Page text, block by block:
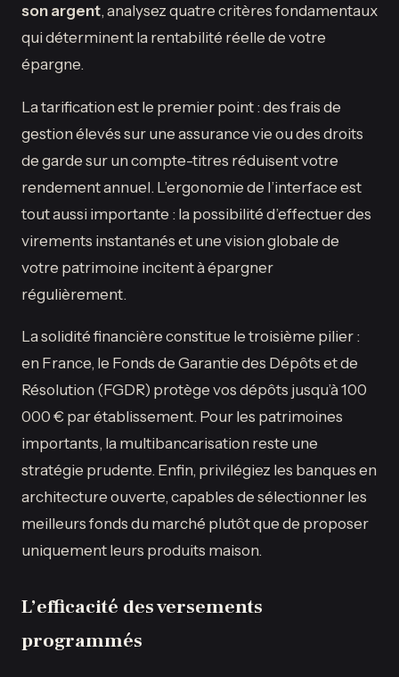
son argent, analysez quatre critères fondamentaux
qui déterminent la rentabilité réelle de votre
épargne.
La tarification est le premier point : des frais de
gestion élevés sur une assurance vie ou des droits
de garde sur un compte-titres réduisent votre
rendement annuel. L’ergonomie de l’interface est
tout aussi importante : la possibilité d’effectuer des
virements instantanés et une vision globale de
votre patrimoine incitent à épargner
régulièrement.
La solidité financière constitue le troisième pilier :
en France, le Fonds de Garantie des Dépôts et de
Résolution (FGDR) protège vos dépôts jusqu’à 100
000 € par établissement. Pour les patrimoines
importants, la multibancarisation reste une
stratégie prudente. Enfin, privilégiez les banques en
architecture ouverte, capables de sélectionner les
meilleurs fonds du marché plutôt que de proposer
uniquement leurs produits maison.
L’efficacité des versements
programmés